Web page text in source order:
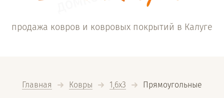
продажа ковров и ковровых покрытий в Калуге
Главная Ковры 1,6х3
  Прямоугольные